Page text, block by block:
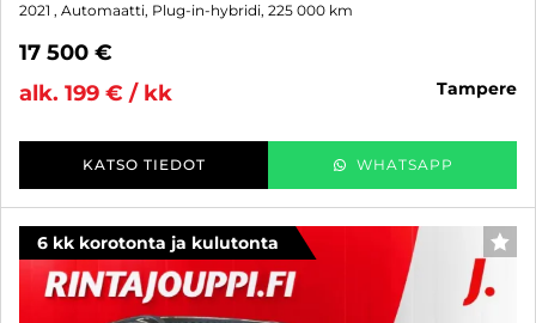
2021 , Automaatti, Plug-in-hybridi, 225 000 km
17 500 €
alk. 199 € / kk
tampere
KATSO TIEDOT WHATSAPP
6 kk korotonta ja kulutonta